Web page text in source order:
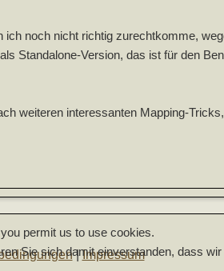
ich noch nicht richtig zurechtkomme,
Standalone-Version, das ist für den
weiteren interessanten Mapping-
|Impressum
permit us to use cookies.
Sie sich damit einverstanden, dass